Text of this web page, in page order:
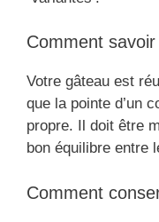
Comment
Votre gâteau est
que la pointe d’un
propre. Il doit être
bon équilibre entre
Comment